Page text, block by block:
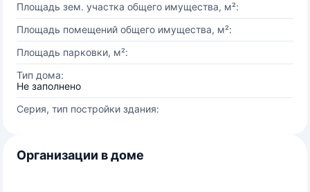
Площадь зем. участка общего имущества, м²:
Площадь помещений общего имущества, м²:
Площадь парковки, м²:
Тип дома:
Не заполнено
Серия, тип постройки здания:
Организации в доме